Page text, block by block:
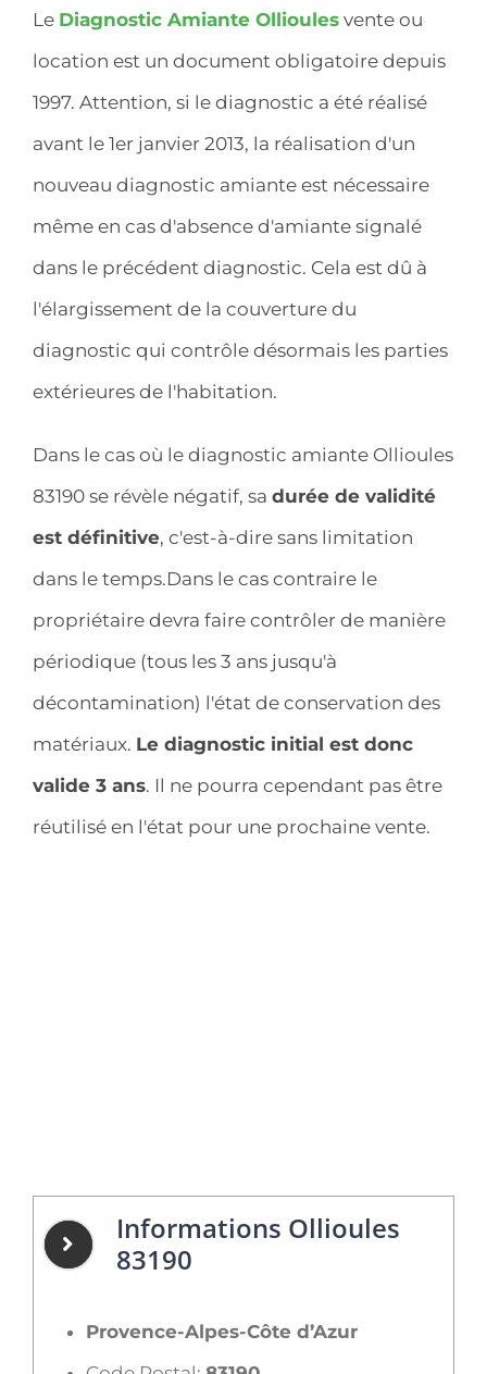
Le Diagnostic Amiante Ollioules vente ou
location est un document obligatoire depuis
1997. Attention, si le diagnostic a été réalisé
avant le 1er janvier 2013, la réalisation d'un
nouveau diagnostic amiante est nécessaire
même en cas d'absence d'amiante signalé
dans le précédent diagnostic. Cela est dû à
l'élargissement de la couverture du
diagnostic qui contrôle désormais les parties
extérieures de l'habitation.
Dans le cas où le diagnostic amiante Ollioules
83190 se révèle négatif, sa durée de validité
est définitive, c'est-à-dire sans limitation
dans le temps.Dans le cas contraire le
propriétaire devra faire contrôler de manière
périodique (tous les 3 ans jusqu'à
décontamination) l'état de conservation des
matériaux. Le diagnostic initial est donc
valide 3 ans. Il ne pourra cependant pas être
réutilisé en l'état pour une prochaine vente.
Informations Ollioules
83190
Provence-Alpes-Côte d’Azur